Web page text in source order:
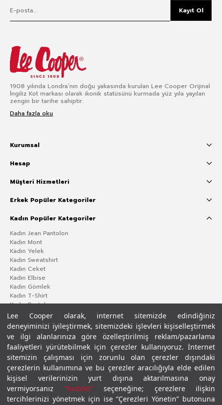
Lee Cooper olarak, internet sitemizde edindiğiniz
deneyiminizi iyileştirmek, sitemizdeki işlevleri kişiselleştirmek
ve ilgi alanlarınıza göre özelleştirilmiş reklam/pazarlama
faaliyetleri yürütebilmek için çerezler kullanıyoruz. İnternet
sitemizin çalışması için zorunlu olan çerezler dışındaki
çerezlerin kullanımına ve bu çerezler aracılığıyla elde edilen
kişisel verilerinizin yurt dışına aktarılmasına onay
vermiyorsanız “Reddet”seçeneğine; çerezlere ilişkin
tercihlerinizi yönetmek için ise “Çerezleri Yönetin” butonuna
Kayıt Ol
1908 yılında Londra’nın doğu yakasında kurulan Lee Cooper Orijinal
İngiliz Kot markası olarak ikonik statüsünü kurmada yüz yıla yayılan
zengin bir tarihe sahiptir.
Daha fazla oku
Kurumsal
Hesap
Müşteri Hizmetleri
Erkek Popüler Kategoriler
Kadın Popüler Kategoriler
Kadın Jean Pantolon
Kadın Mont
Kadın Yelek
Kadın Sweatshirt
Kadın Ceket
Kadın Elbise
Kadın Gömlek
Kadın T-Shirt
Kadın Pantolon
Gizlilik PolitikasıÇerez PolitikasıKVKK Aydınlatma MetniŞartlar ve Koşullar